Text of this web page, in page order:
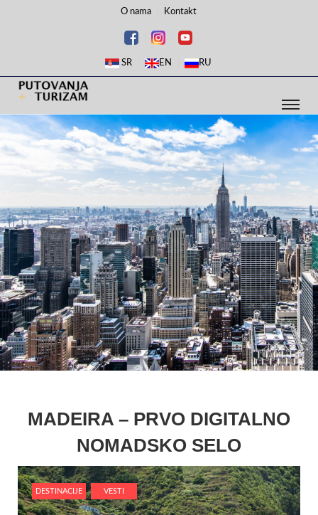
O nama Kontakt
SR EN RU
MADEIRA – PRVO DIGITALNO
NOMADSKO SELO
DESTINACIJE VESTI